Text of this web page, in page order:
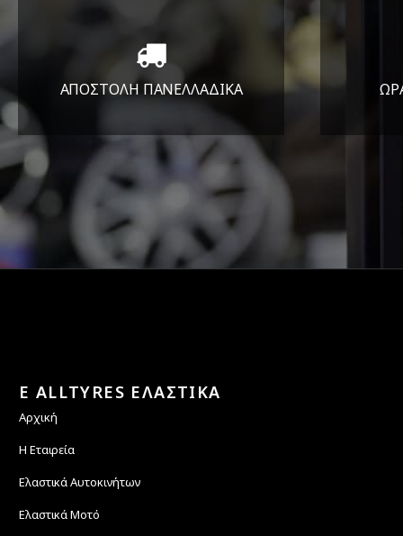
ΑΠΟΣΤΟΛΗ ΠΑΝΕΛΛΑΔΙΚA
Όπου και αν είστε θα σας
στείλουμε τα ελαστικά σας
E ALLTYRES ΕΛΑΣΤΙΚΑ
Αρχική
Η Εταιρεία
Ελαστικά Αυτοκινήτων
Ελαστικά Μοτό